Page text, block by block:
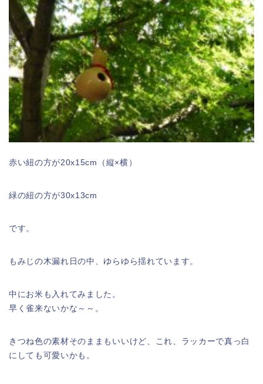
赤い紐の方が20x15cm（縦×横）
緑の紐の方が30x13cm
です。
もみじの木漏れ日の中、ゆらゆら揺れています。
中にお米も入れてみました。
早く雀来ないかな～～。
きつね色の素材そのままもいいけど、これ、ラッカーで真っ白
にしても可愛いかも。